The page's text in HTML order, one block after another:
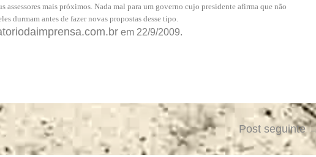
assessores mais próximos. Nada mal para um governo cujo presidente afirma que não
durmam antes de fazer novas propostas desse tipo.
em 22/9/2009.
Post seguinte